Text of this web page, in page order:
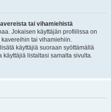
tai vihamiehistä
Jokaisen käyttäjän profiilissa on
kavereihin tai vihamiehiin.
käyttäjiä suoraan syöttämällä
käyttäjiä listaltasi samalta sivulta.